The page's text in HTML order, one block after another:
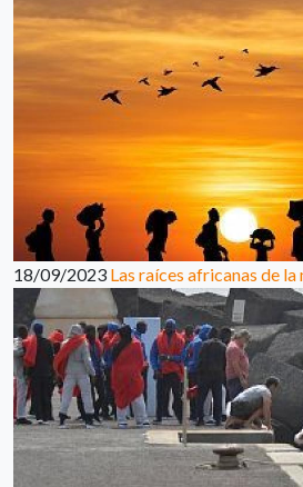
18/09/2023 Las raíces africanas de